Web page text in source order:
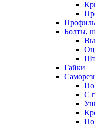
Болты,
Гайки
По
С
По